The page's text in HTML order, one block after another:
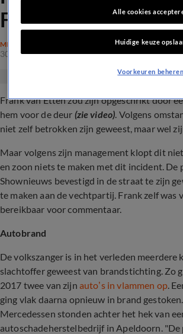
Frank van Etten
MISDAAD
30 nov 2023, 14:13
Frank van Etten zou zijn opgeschrikt door
hem voor de deur (zie video). Volgens
niet zelf betrokken zijn geweest, maar wel
Maar volgens zijn management klopt dit
en zoon niets te maken met dit incident. De
Shownieuws bevestigd in de straat te zijn
te maken aan de vechtpartij. Frank zelf was
bereikbaar voor commentaar.
Autobrand
De volkszanger is in het verleden meerdere
slachtoffer geweest van brandstichting. Zo
2017 twee van zijn auto’s in vlammen op.
ging vlak daarna opnieuw in brand
Mercedessen stonden achter het hek van
autoschadeherstelbedrijf in Apeldoorn. "De
Alle cookies
Huidige keuze
Voorkeuren beheren